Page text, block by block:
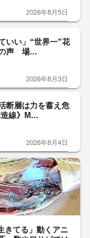
2026年8月5日
いい」“世界一”花
の声 場...
2026年8月3日
断層は力を蓄え危
線》M...
2026年8月4日
きてる」動くアニ